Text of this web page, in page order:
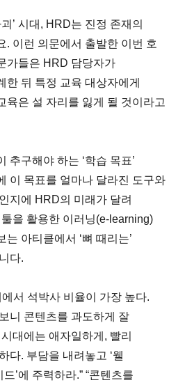
’ 시대, HRD는 진정 존재의
. 이런 의문에서 출발한 이번 호
가들은 HRD 담당자가
한 뒤 특정 교육 대상자에게
육은 설 자리를 잃게 될 것이라고
추구해야 하는 ‘학습 목표’
이 목표를 얼마나 달라진 도구와
지에 HRD의 미래가 달려
을 활용한 이러닝(e-learning)
아티클에서 ‘뼈 때리는’
다.
서 석박사 비율이 가장 높다.
니 콘텐츠를 과도하게 잘
대에는 애자일하게, 빨리
다. 부담을 내려놓고 ‘웰
’에 주력하라.” “콘텐츠를